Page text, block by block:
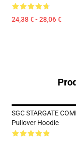
24,38 € - 28,06 €
SGC STARGATE
Pullover Hoodie